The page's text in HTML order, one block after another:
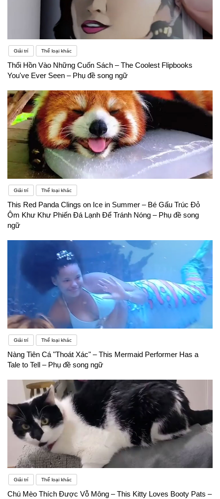
Giải trí Thể loại khác
Thổi Hồn Vào Những Cuốn Sách – The Coolest Flipbooks
You've Ever Seen – Phụ đề song ngữ
Giải trí Thể loại khác
This Red Panda Clings on Ice in Summer – Bé Gấu Trúc Đỏ
Ôm Khư Khư Phiến Đá Lạnh Để Tránh Nóng – Phụ đề song
ngữ
Giải trí Thể loại khác
Nàng Tiên Cá "Thoát Xác" – This Mermaid Performer Has a
Tale to Tell – Phụ đề song ngữ
Giải trí Thể loại khác
Chú Mèo Thích Được Vỗ Mông – This Kitty Loves Booty Pats –